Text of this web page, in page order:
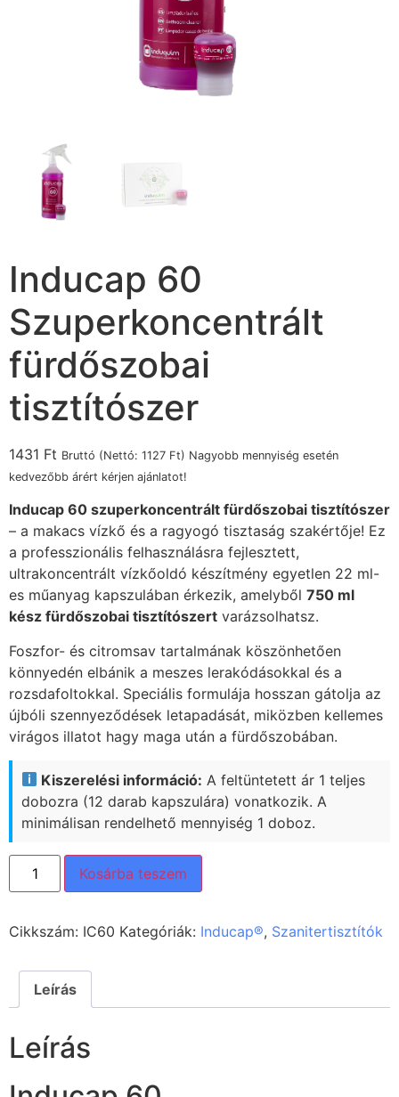
Inducap 60
Szuperkoncentrált
fürdőszobai
tisztítószer
1431 Ft Bruttó (Nettó: 1127 Ft) Nagyobb mennyiség esetén
kedvezőbb árért kérjen ajánlatot!
Inducap 60 szuperkoncentrált fürdőszobai tisztítószer
– a makacs vízkő és a ragyogó tisztaság szakértője! Ez
a professzionális felhasználásra fejlesztett,
ultrakoncentrált vízkőoldó készítmény egyetlen 22 ml-
es műanyag kapszulában érkezik, amelyből 750 ml
kész fürdőszobai tisztítószert varázsolhatsz.
Foszfor- és citromsav tartalmának köszönhetően
könnyedén elbánik a meszes lerakódásokkal és a
rozsdafoltokkal. Speciális formulája hosszan gátolja az
újbóli szennyeződések letapadását, miközben kellemes
virágos illatot hagy maga után a fürdőszobában.
Kiszerelési információ: A feltüntetett ár 1 teljes
dobozra (12 darab kapszulára) vonatkozik. A
minimálisan rendelhető mennyiség 1 doboz.
Kosárba teszem
Cikkszám: IC60 Kategóriák: Inducap®, Szanitertisztítók
Leírás
Leírás